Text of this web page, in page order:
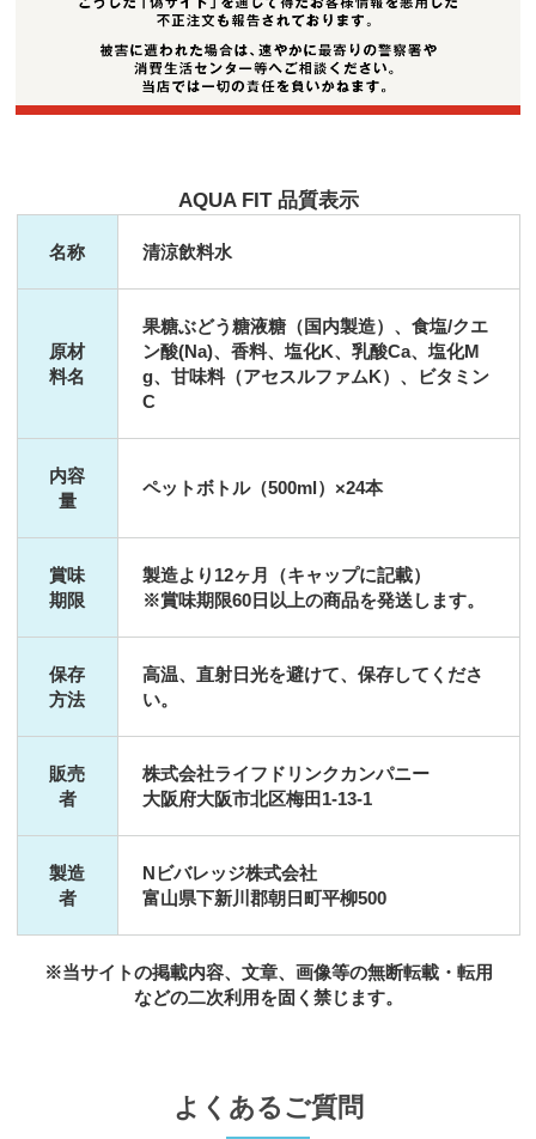
AQUA FIT 品質表示
名称 清涼飲料水
原材
料名
果糖ぶどう糖液糖（国内製造）、食塩/クエ
ン酸(Na)、香料、塩化K、乳酸Ca、塩化M
g、甘味料（アセスルファムK）、ビタミン
C
内容
量
ペットボトル（500ml）×24本
賞味
期限
製造より12ヶ月（キャップに記載）
※賞味期限60日以上の商品を発送します。
保存
方法
高温、直射日光を避けて、保存してくださ
い。
販売
者
株式会社ライフドリンクカンパニー
大阪府大阪市北区梅田1-13-1
製造
者
Nビバレッジ株式会社
富山県下新川郡朝日町平柳500
※当サイトの掲載内容、文章、画像等の無断転載・転用
などの二次利用を固く禁じます。
よくあるご質問